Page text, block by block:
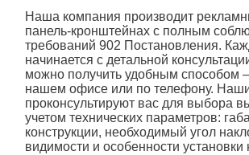
Наша компания производит
панель-кронштейнах с полным
требований 902 Постановления.
начинается с детальной
можно получить удобным способом
нашем офисе или по телефону. Наши
проконсультируют вас для выбора
учетом технических параметров:
конструкции, необходимый угол
видимости и особенности установки